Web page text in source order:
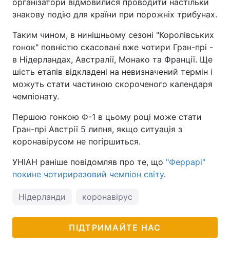
Тема оформлення
організатори відмовилися проводити настільки
знакову подію для країни при порожніх трибунах.
Таким чином, в нинішньому сезоні "Королівських
гонок" повністю скасовані вже чотири Гран-прі -
в Нідерландах, Австралії, Монако та Франції. Ще
шість етапів відкладені на невизначений термін і
можуть стати частиною скороченого календаря
чемпіонату.
Першою гонкою Ф-1 в цьому році може стати
Гран-прі Австрії 5 липня, якщо ситуація з
коронавірусом не погіршиться.
УНІАН раніше повідомляв про те, що "Феррарі"
покине чотириразовий чемпіон світу.
Нідерланди коронавірус
ПІДТРИМАЙТЕ НАС